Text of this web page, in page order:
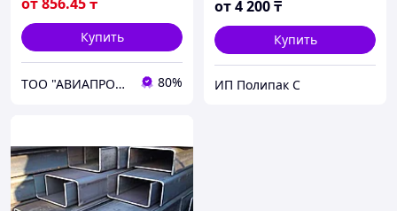
от856.45₸
Купить
ТОО "АВИАПРОМСТАЛЬ" 80%
от4 200₸
Купить
ИП Полипак С